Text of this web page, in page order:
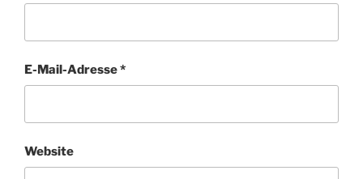
E-Mail-Adresse*
Website